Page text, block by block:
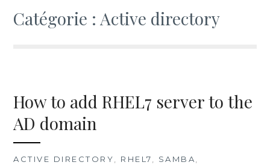
Catégorie : Active directory
How to add RHEL7 server to the
AD domain
ACTIVE DIRECTORY, RHEL7, SAMBA,